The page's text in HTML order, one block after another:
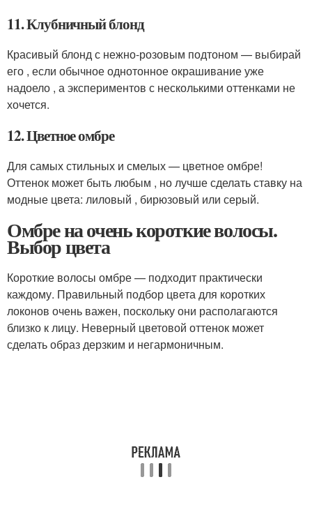
11. Клубничный блонд
Красивый блонд с нежно-розовым подтоном — выбирай
его , если обычное однотонное окрашивание уже
надоело , а экспериментов с несколькими оттенками не
хочется.
12. Цветное омбре
Для самых стильных и смелых — цветное омбре!
Оттенок может быть любым , но лучше сделать ставку на
модные цвета: лиловый , бирюзовый или серый.
Омбре на очень короткие волосы.
Выбор цвета
Короткие волосы омбре — подходит практически
каждому. Правильный подбор цвета для коротких
локонов очень важен, поскольку они располагаются
близко к лицу. Неверный цветовой оттенок может
сделать образ дерзким и негармоничным.